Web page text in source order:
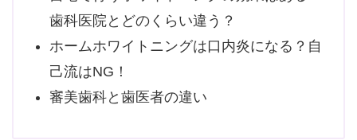
歯科医院とどのくらい違う？
ホームホワイトニングは口内炎になる？自
己流はNG！
審美歯科と歯医者の違い